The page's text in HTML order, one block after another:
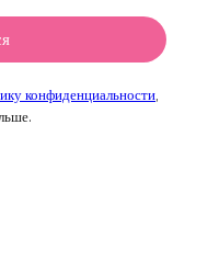
конфиденциальности